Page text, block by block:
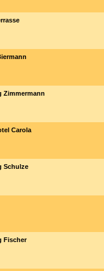
Zimmermann
Carola
Schulze
Fischer